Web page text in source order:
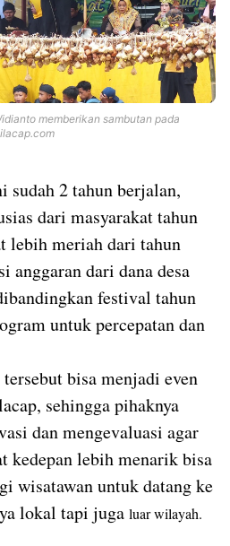
memberikan sambutan pada
sudah 2 tahun berjalan,
dari masyarakat tahun
lebih meriah dari tahun
anggaran dari dana desa
festival tahun
untuk percepatan dan
bisa menjadi even
sehingga pihaknya
dan mengevaluasi agar
kedepan lebih menarik bisa
wisatawan untuk datang ke
lokal tapi juga luar wilayah.